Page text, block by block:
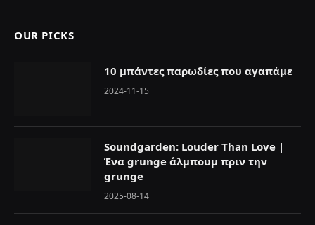
OUR PICKS
10 μπάντες παρωδίες που αγαπάμε
2024-11-15
Soundgarden: Louder Than Love |
Ένα grunge άλμπουμ πριν την
grunge
2025-08-14